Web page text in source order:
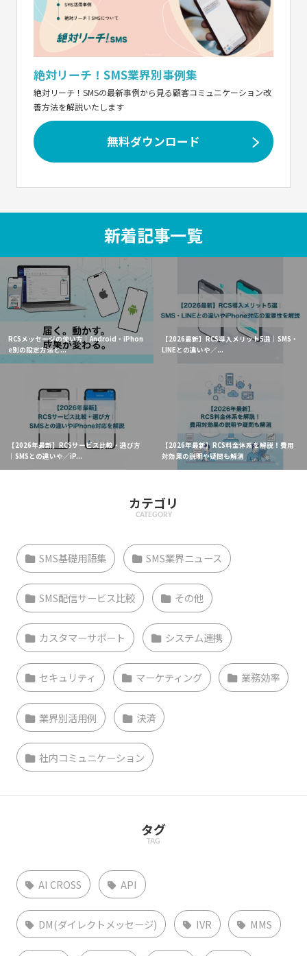
絶対リーチ！SMS業界別事例集
絶対リーチ！SMSの最新事例から見る顧客コミュニケーション改
善方法を解説いたします
無料ダウンロード
新着記事一覧
RCSメッセージの使い方｜Android・iPhon
e別の設定方法と...
【2026最新】RCS導入メリット5選｜SMS・
LINEとの違いや／...
【2026年最新】RCSサービス比較・選び方
｜SMSとの違いや／iP...
【2026年最新】RCS料金体系を解説！費用
対効果の説明や疑問も解消
カテゴリ
CATEGORY
SMS基礎用語集 SMS業界ニュース
SMS配信サービス比較 その他
カスタマーサポート システム連携
セキュリティ マーケティング 業務効率
業界別活用例 決済
社内コミュニケーション
タグ
TAG
AI CROSS API
DM(ダイレクトメッセージ) IVR MMS